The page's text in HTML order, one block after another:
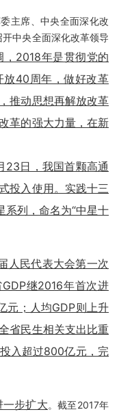
主席、中央全面深化改
中央全面深化改革领导
，2018年是贯彻党的
放40周年，做好改革
推动思想再解放改革
革的强大力量，在新
23日，我国首颗高通
投入使用。实践十三
系列，命名为“中星十
人民代表大会第一次
继2016年首次进
元；人均GDP则上升
省民生相关支出比重
入超过800亿元，完
步扩大。截至2017年